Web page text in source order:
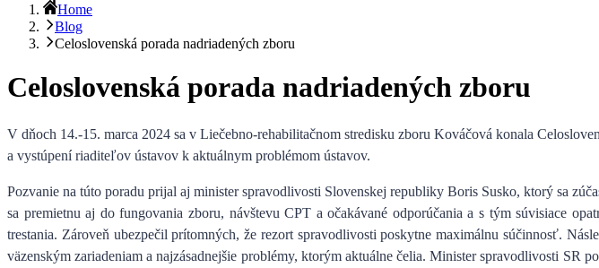
Home
Blog
Celoslovenská porada nadriadených zboru
Celoslovenská porada nadriadených zboru
V dňoch 14.-15. marca 2024 sa v Liečebno-rehabilitačnom stredisku zboru Kováčová konala
a vystúpení riaditeľov ústavov k aktuálnym problémom ústavov.
Pozvanie na túto poradu prijal aj minister spravodlivosti Slovenskej republiky Boris Susko, ktorý sa
sa premietnu aj do fungovania zboru, návštevu CPT a očakávané odporúčania a s tým súvisiace
trestania. Zároveň ubezpečil prítomných, že rezort spravodlivosti poskytne maximálnu súčinnosť.
väzenským zariadeniam a najzásadnejšie problémy, ktorým aktuálne čelia.Minister spravodlivosti SR